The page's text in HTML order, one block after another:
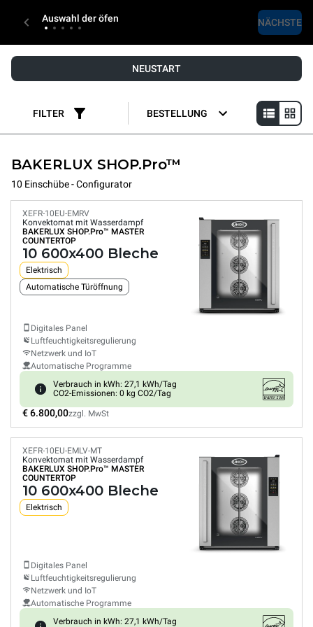
Auswahl der öfen NÄCHSTE
NEUSTART
FILTER BESTELLUNG
BAKERLUX SHOP.Pro™
10 Einschübe - Configurator
XEFR-10EU-EMRV
Konvektomat mit Wasserdampf
BAKERLUX SHOP.Pro™ MASTER
COUNTERTOP
10 600x400 Bleche
Elektrisch
Automatische Türöffnung
Digitales Panel
Luftfeuchtigkeitsregulierung
Netzwerk und IoT
Automatische Programme
Verbrauch in kWh: 27,1 kWh/Tag
CO2-Emissionen: 0 kg CO2/Tag
€ 6.800,00zzgl. MwSt
XEFR-10EU-EMLV-MT
Konvektomat mit Wasserdampf
BAKERLUX SHOP.Pro™ MASTER
COUNTERTOP
10 600x400 Bleche
Elektrisch
Digitales Panel
Luftfeuchtigkeitsregulierung
Netzwerk und IoT
Automatische Programme
Verbrauch in kWh: 27,1 kWh/Tag